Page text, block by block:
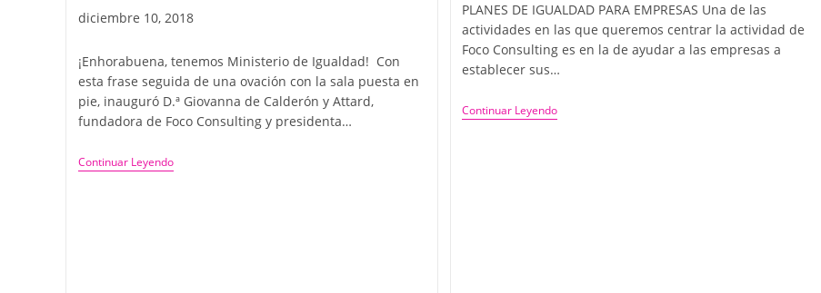
diciembre 10, 2018
¡Enhorabuena, tenemos Ministerio de Igualdad! Con
esta frase seguida de una ovación con la sala puesta en
pie, inauguró D.ª Giovanna de Calderón y Attard,
fundadora de Foco Consulting y presidenta…
Continuar Leyendo
PLANES DE IGUALDAD PARA EMPRESAS Una de las
actividades en las que queremos centrar la actividad de
Foco Consulting es en la de ayudar a las empresas a
establecer sus…
Continuar Leyendo